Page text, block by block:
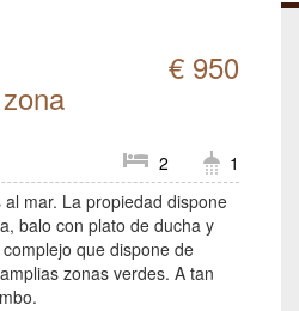
€ 950
2
1
mar. La propiedad dispone
balo con plato de ducha y
que dispone de
zonas verdes. A tan